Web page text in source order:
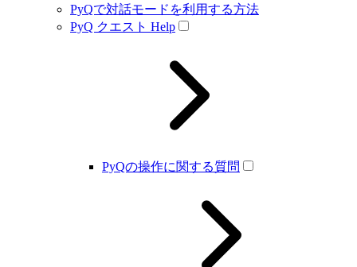
PyQで対話モードを利用する方法
PyQ クエスト Help
PyQの操作に関する質問